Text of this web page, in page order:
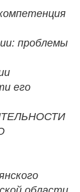
проблемы
его